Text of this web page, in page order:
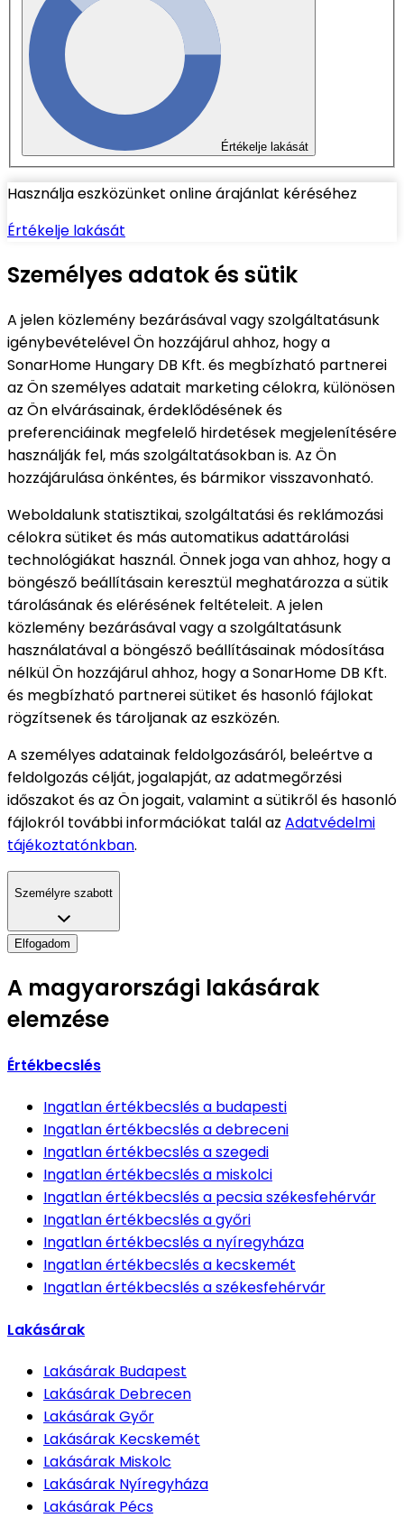
Értékelje lakását
Használja eszközünket online árajánlat kéréséhez
Értékelje lakását
Személyes adatok és sütik
A jelen közlemény bezárásával vagy szolgáltatásunk
igénybevételével Ön hozzájárul ahhoz, hogy a
SonarHome Hungary DB Kft. és megbízható partnerei
az Ön személyes adatait marketing célokra, különösen
az Ön elvárásainak, érdeklődésének és
preferenciáinak megfelelő hirdetések megjelenítésére
használják fel, más szolgáltatásokban is. Az Ön
hozzájárulása önkéntes, és bármikor visszavonható.
Weboldalunk statisztikai, szolgáltatási és reklámozási
célokra sütiket és más automatikus adattárolási
technológiákat használ. Önnek joga van ahhoz, hogy a
böngésző beállításain keresztül meghatározza a sütik
tárolásának és elérésének feltételeit. A jelen
közlemény bezárásával vagy a szolgáltatásunk
használatával a böngésző beállításainak módosítása
nélkül Ön hozzájárul ahhoz, hogy a SonarHome DB Kft.
és megbízható partnerei sütiket és hasonló fájlokat
rögzítsenek és tároljanak az eszközén.
A személyes adatainak feldolgozásáról, beleértve a
feldolgozás célját, jogalapját, az adatmegőrzési
időszakot és az Ön jogait, valamint a sütikről és hasonló
fájlokról további információkat talál az Adatvédelmi
tájékoztatónkban.
Személyre szabott
Elfogadom
A magyarországi lakásárak
elemzése
Értékbecslés
Ingatlan értékbecslésa budapesti
Ingatlan értékbecslésa debreceni
Ingatlan értékbecslésa szegedi
Ingatlan értékbecslésa miskolci
Ingatlan értékbecslésa pecsia székesfehérvár
Ingatlan értékbecslésa győri
Ingatlan értékbecslésa nyíregyháza
Ingatlan értékbecslésa kecskemét
Ingatlan értékbecslésa székesfehérvár
Lakásárak
Lakásárak Budapest
Lakásárak Debrecen
LakásárakGyőr
Lakásárak Kecskemét
Lakásárak Miskolc
Lakásárak Nyíregyháza
Lakásárak Pécs